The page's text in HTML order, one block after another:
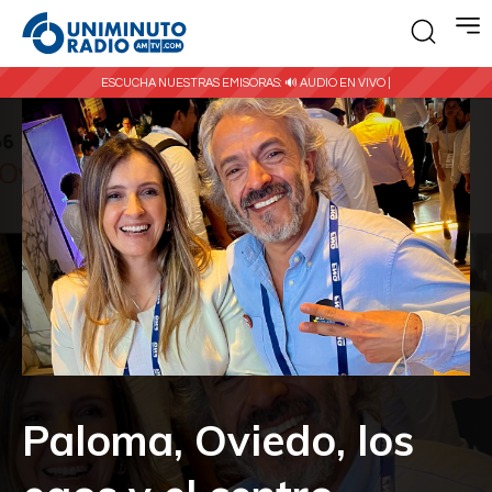
ESCUCHA NUESTRAS EMISORAS: 🔊 AUDIO EN VIVO |
Paloma, Oviedo, los